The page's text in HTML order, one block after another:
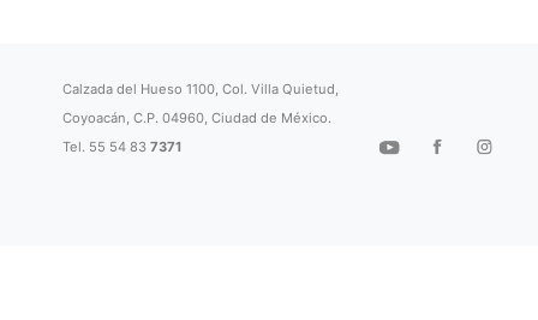
Calzada del Hueso 1100, Col. Villa Quietud,
Coyoacán, C.P. 04960, Ciudad de México.
Tel. 55 54 837371